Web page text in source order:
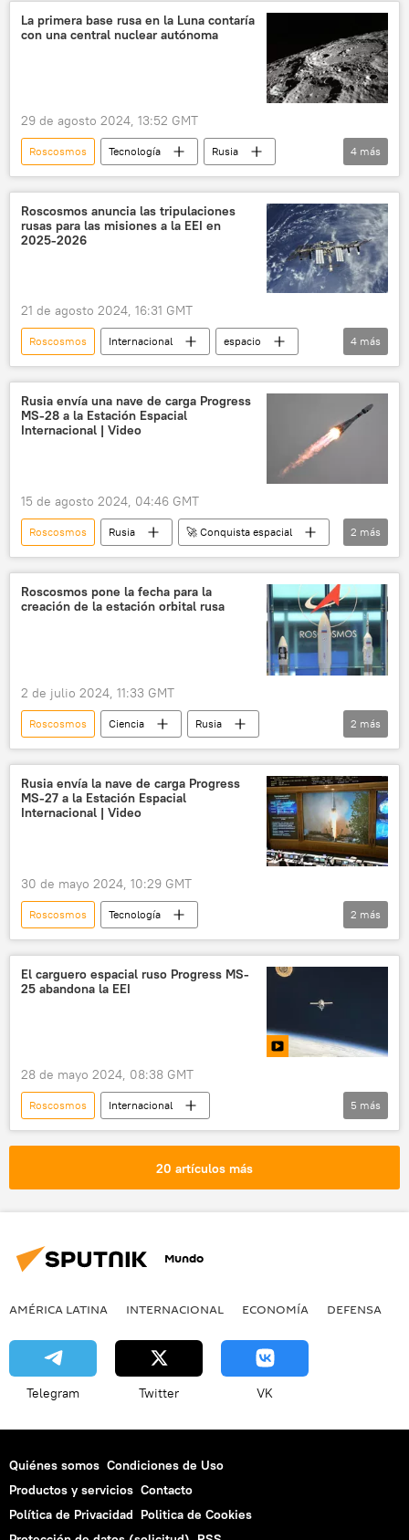
Crew Dragon
espacio
🪐 Astronomía
Ciencia
La primera base rusa en la Luna contaría
con una central nuclear autónoma
29 de agosto 2024, 13:52 GMT
Roscosmos Tecnología
Rusia
la Luna
planta nuclear
espacio
🚀 Conquista espacial
4 más
Roscosmos anuncia las tripulaciones
rusas para las misiones a la EEI en
2025-2026
21 de agosto 2024, 16:31 GMT
Roscosmos Internacional
espacio
Estación Espacial Internacional (EEI)
Serguéi Rízhikov
Crew Dragon
Rusia
4 más
Rusia envía una nave de carga Progress
MS-28 a la Estación Espacial
Internacional | Video
15 de agosto 2024, 04:46 GMT
Roscosmos Rusia
🚀 Conquista espacial
Soyuz-2.1a
Tecnología
2 más
Roscosmos pone la fecha para la
creación de la estación orbital rusa
2 de julio 2024, 11:33 GMT
Roscosmos Ciencia
Rusia
Estación de Servicio Orbital Rusa (ROSS)
🚀 Conquista espacial
2 más
Rusia envía la nave de carga Progress
MS-27 a la Estación Espacial
Internacional | Video
30 de mayo 2024, 10:29 GMT
Roscosmos
Tecnología
🚀 Conquista espacial
Rusia
2 más
El carguero espacial ruso Progress MS-
25 abandona la EEI
28 de mayo 2024, 08:38 GMT
Roscosmos
Internacional
🚀 Conquista espacial
Rusia
Progress-MS
5 más
20 artículos más
Mundo
AMÉRICA LATINA INTERNACIONAL ECONOMÍA DEFENSA
Telegram Twitter VK
Quiénes somos Condiciones de Uso
Productos y servicios Contacto
Política de Privacidad Politica de Cookies